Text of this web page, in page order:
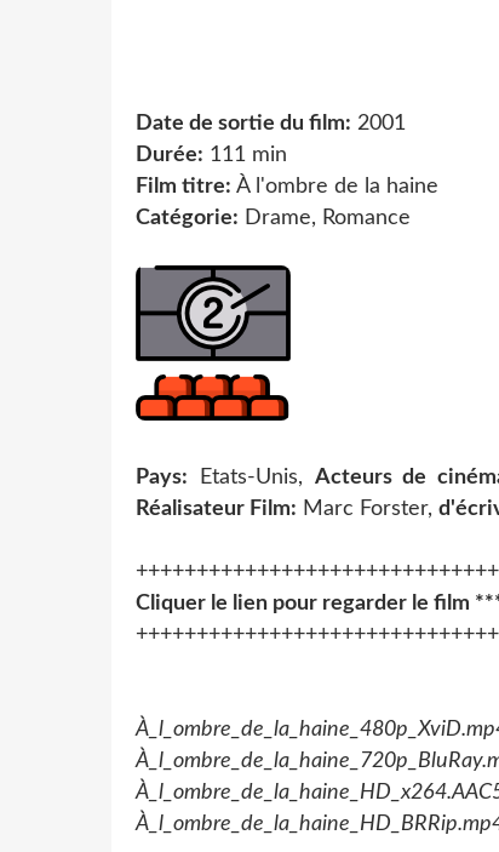
Date de sortie du film: 2001
Durée: 111 min
Film titre: À l'ombre de la haine
Catégorie: Drame, Romance
Pays: Etats-Unis, Acteurs de
Réalisateur Film: Marc Forster,
Cliquer le lien pour regarder le film